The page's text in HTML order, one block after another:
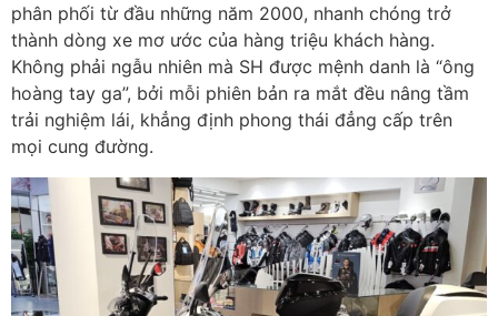
phân phối từ đầu những năm 2000, nhanh chóng trở
thành dòng xe mơ ước của hàng triệu khách hàng.
Không phải ngẫu nhiên mà SH được mệnh danh là “ông
hoàng tay ga”, bởi mỗi phiên bản ra mắt đều nâng tầm
trải nghiệm lái, khẳng định phong thái đẳng cấp trên
mọi cung đường.